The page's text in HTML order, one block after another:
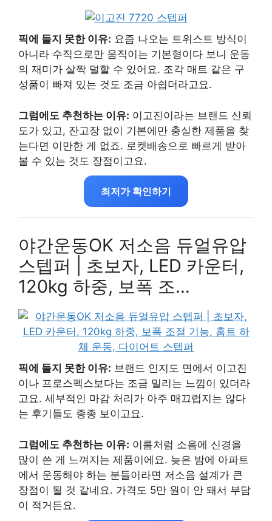
픽에 들지 못한 이유: 요즘 나오는 트위스트 방식이
아니라 수직으로만 움직이는 기본형이다 보니 운동
의 재미가 살짝 덜할 수 있어요. 조각 매트 같은 구
성품이 빠져 있는 것도 조금 아쉽더라고요.
그럼에도 추천하는 이유: 이고진이라는 브랜드 신뢰
도가 있고, 잔고장 없이 기본에만 충실한 제품을 찾
는다면 이만한 게 없죠. 로켓배송으로 빠르게 받아
볼 수 있는 것도 장점이고요.
최저가 확인하기
야간운동OK 저소음 듀얼유압
스텝퍼 | 초보자, LED 카운터,
120kg 하중, 보폭 조…
픽에 들지 못한 이유: 브랜드 인지도 면에서 이고진
이나 프로스펙스보다는 조금 밀리는 느낌이 있더라
고요. 세부적인 마감 처리가 아주 매끄럽지는 않다
는 후기들도 종종 보이고요.
그럼에도 추천하는 이유: 이름처럼 소음에 신경을
많이 쓴 게 느껴지는 제품이에요. 늦은 밤에 아파트
에서 운동해야 하는 분들이라면 저소음 설계가 큰
장점이 될 것 같네요. 가격도 5만 원이 안 돼서 부담
이 적거든요.